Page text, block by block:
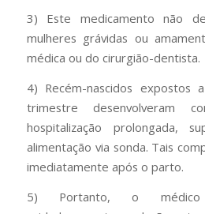
3) Este medicamento não
mulheres grávidas ou
médica ou do cirurgião-dentista.
4) Recém-nascidos expostos
trimestre desenvolveram
hospitalização prolongada,
alimentação via sonda. Tais
imediatamente após o parto.
5) Portanto, o médico